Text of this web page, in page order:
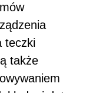
teczki
także